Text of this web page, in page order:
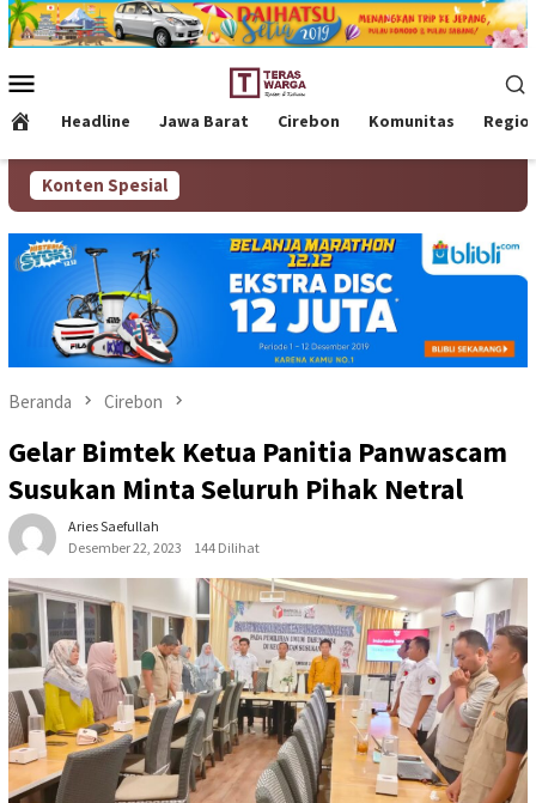
Loncat
ke
Mobile
Headline Jawa Barat Cirebon Komunitas
Konten Spesial
Beranda Cirebon
Gelar Bimtek Ketua Panitia Panwascam
Susukan Minta Seluruh Pihak Netral
Aries Saefullah
Desember 22, 2023
144 Dilihat